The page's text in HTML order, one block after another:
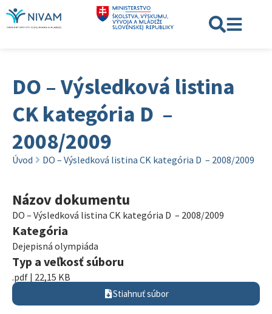
DO – Výsledková listina
CK kategória D –
2008/2009
Úvod DO – Výsledková listina CK kategória D – 2008/2009
Názov dokumentu
DO – Výsledková listina CK kategória D – 2008/2009
Kategória
Dejepisná olympiáda
Typ a veľkosť súboru
.pdf | 22,15 KB
Stiahnuť súbor